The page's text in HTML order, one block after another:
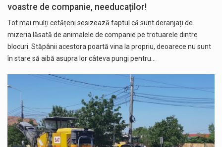
voastre de companie, needucaților!
Tot mai mulți cetățeni sesizează faptul că sunt deranjați de
mizeria lăsată de animalele de companie pe trotuarele dintre
blocuri. Stăpânii acestora poartă vina la propriu, deoarece nu sunt
în stare să aibă asupra lor câteva pungi pentru…